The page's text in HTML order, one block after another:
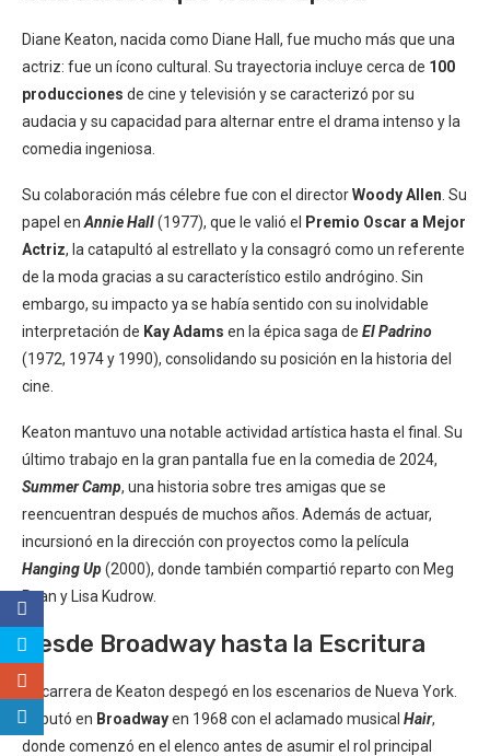
Diane Keaton, nacida como Diane Hall, fue mucho más que una
actriz: fue un ícono cultural. Su trayectoria incluye cerca de 100
producciones de cine y televisión y se caracterizó por su
audacia y su capacidad para alternar entre el drama intenso y la
comedia ingeniosa.
Su colaboración más célebre fue con el directorWoody Allen . Su
papel en Annie Hall(1977), que le valió el
Premio Oscar a Mejor
Actriz, la catapultó al estrellato y la consagró como un referente
de la moda gracias a su característico estilo andrógino. Sin
embargo, su impacto ya se había sentido con su inolvidable
interpretación de Kay Adams en la épica saga de El Padrino
(1972, 1974 y 1990), consolidando su posición en la historia del
cine.
Keaton mantuvo una notable actividad artística hasta el final. Su
último trabajo en la gran pantalla fue en la comedia de 2024,
Summer Camp, una historia sobre tres amigas que se
reencuentran después de muchos años. Además de actuar,
incursionó en la dirección con proyectos como la película
Hanging Up(2000), donde también compartió reparto con Meg
Ryan y Lisa Kudrow.
Desde Broadway hasta la Escritura
La carrera de Keaton despegó en los escenarios de Nueva York.
Debutó en Broadwayen 1968 con el aclamado musical Hair,
donde comenzó en el elenco antes de asumir el rol principal